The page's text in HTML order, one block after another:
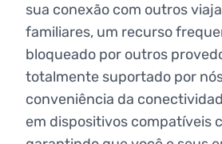
sua conexão com outros
familiares, um recurso
bloqueado por outros
totalmente suportado por
conveniência da
em dispositivos compatíveis